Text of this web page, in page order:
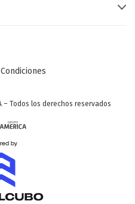
– Todos los derechos reservados